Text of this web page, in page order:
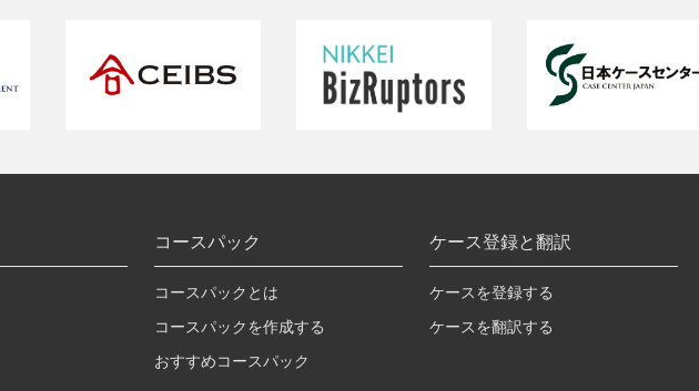
コースパック
コースパックとは
コースパックを作成する
おすすめコースパック
ケース登録と翻訳
ケースを登録する
ケースを翻訳する